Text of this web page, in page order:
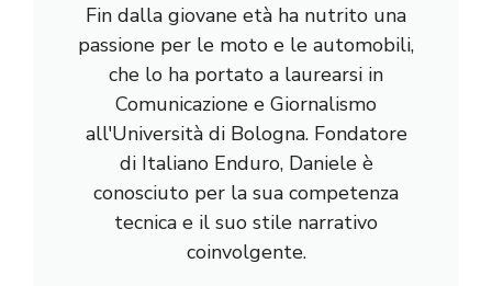
Fin dalla giovane età ha nutrito una
passione per le moto e le automobili,
che lo ha portato a laurearsi in
Comunicazione e Giornalismo
all'Università di Bologna. Fondatore
di Italiano Enduro, Daniele è
conosciuto per la sua competenza
tecnica e il suo stile narrativo
coinvolgente.